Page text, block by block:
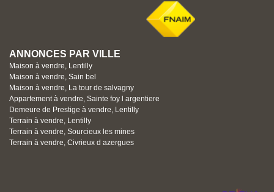
ANNONCES PAR VILLE
Maison à vendre, Lentilly
Maison à vendre, Sain bel
Maison à vendre, La tour de salvagny
Appartement à vendre, Sainte foy l argentiere
Demeure de Prestige à vendre, Lentilly
Terrain à vendre, Lentilly
Terrain à vendre, Sourcieux les mines
Terrain à vendre, Civrieux d azergues